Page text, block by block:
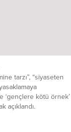
tarzı”, “siyaseten
‘gençlere kötü örnek’
açıklandı.
yönelik yayınlara
YASAK Ulusal